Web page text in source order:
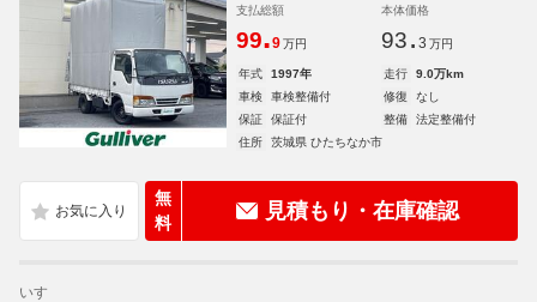
支払総額
99.9 万円
本体価格
93. 3 万円
年式 1997年 走行
9.0万km
車検
車検整備付 修復
なし
保証
保証付 整備
法定整備付
住所
茨城県 ひたちなか市
無
料
見積もり・在庫確認
いすゞ